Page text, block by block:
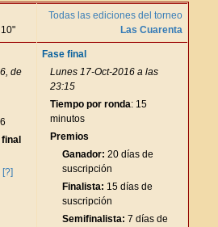
10"
Todas las ediciones del torneo
Las Cuarenta
de
[?]
Fase final
Lunes 17-Oct-2016 a las
23:15
Tiempo por ronda: 15
minutos
Premios
Ganador: 20 días de
suscripción
Finalista: 15 días de
suscripción
Semifinalista: 7 días de